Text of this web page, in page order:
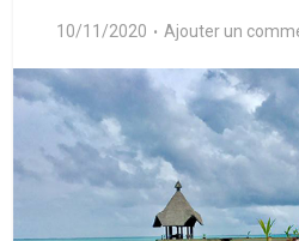
10/11/2020 Ajouter un